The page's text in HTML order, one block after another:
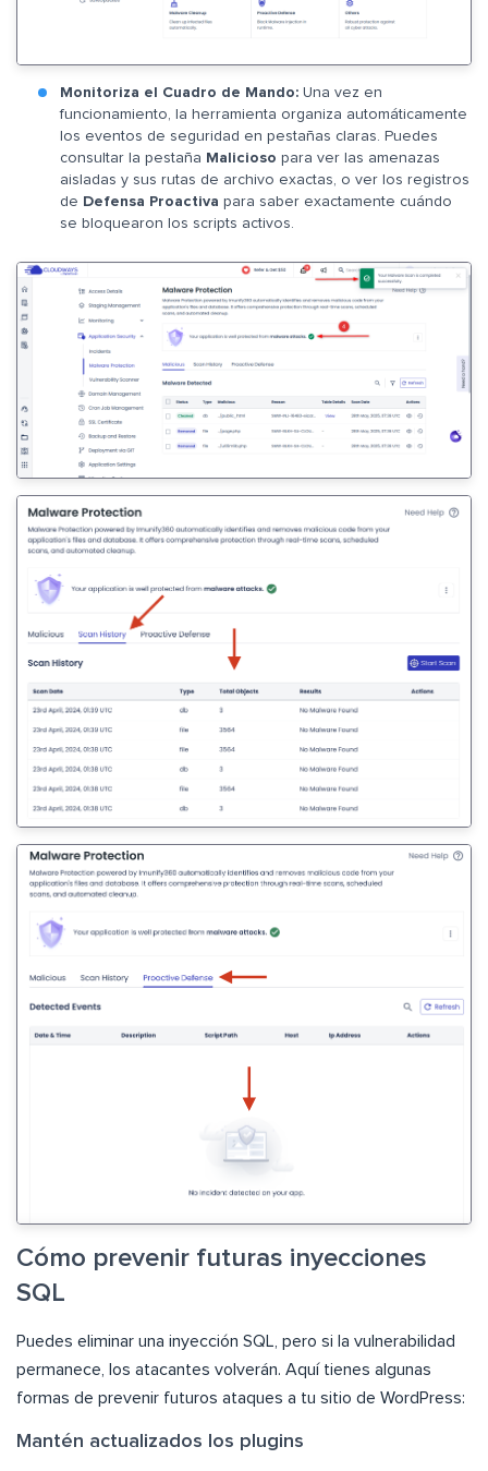
Monitoriza el Cuadro de Mando: Una vez en
funcionamiento, la herramienta organiza automáticamente
los eventos de seguridad en pestañas claras. Puedes
consultar la pestaña Malicioso para ver las amenazas
aisladas y sus rutas de archivo exactas, o ver los registros
de Defensa Proactiva para saber exactamente cuándo
se bloquearon los scripts activos.
Cómo prevenir futuras inyecciones
SQL
Puedes eliminar una inyección SQL, pero si la vulnerabilidad
permanece, los atacantes volverán. Aquí tienes algunas
formas de prevenir futuros ataques a tu sitio de WordPress:
Mantén actualizados los plugins